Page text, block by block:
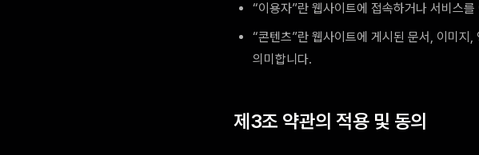
“이용자”란 웹사이트에 접속하거나 서비스
“콘텐츠”란 웹사이트에 게시된 문서, 이미지
의미합니다.
제3조 약관의 적용 및 동의